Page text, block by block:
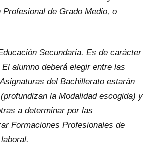
de Grado Medio, o
Secundaria. Es de carácter
alumno deberá elegir entre las
del Bachillerato estarán
la Modalidad escogida) y
a determinar por las
Formaciones Profesionales de